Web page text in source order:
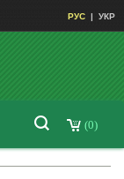
РУС | УКР
(0)